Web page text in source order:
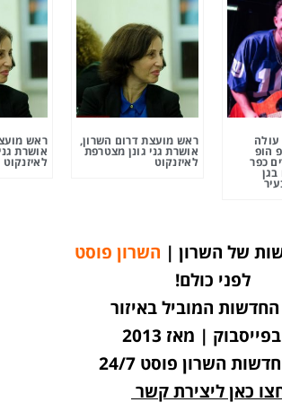
הופ
כפר
בגן
ראש מועצת דרום השרון,
אושרת גני גונן מצטרפת
לאיזנקוט
ראש
אושרת
לאיזנקוט
של השרון | השרון פוסט
לפני כולם!
המוביל באיזור
| מאז 2013
השרון פוסט 24/7
כאן ליצירת קשר